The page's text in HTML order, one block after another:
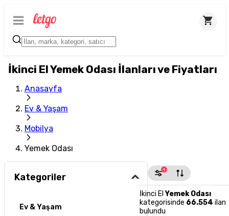
İkinci El Yemek Odası İlanları ve Fiyatları
Anasayfa
Ev & Yaşam
Mobilya
Yemek Odası
Kategoriler
Ev & Yaşam
1
İkinci ElYemek Odası
kategorisinde 66.554 ilan
bulundu